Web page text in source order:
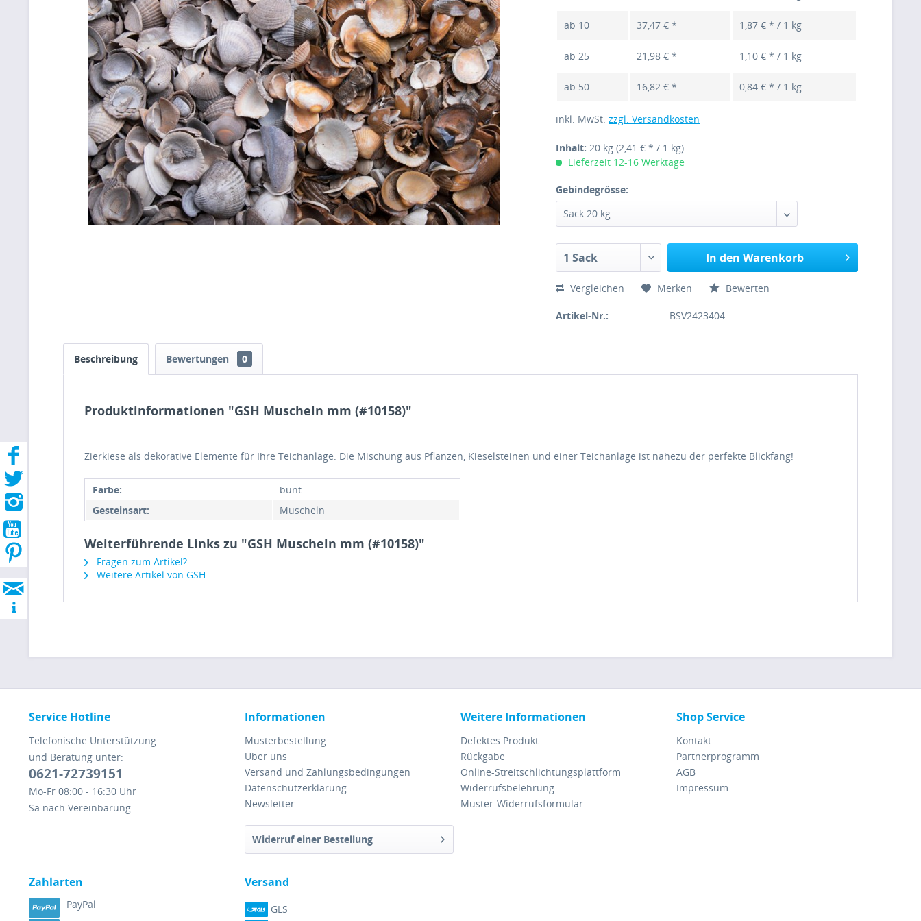
ab 10 37,47 € * 1,87 € * / 1 kg
ab25 21,98 € * 1,10 € * / 1 kg
ab 50 16,82 € * 0,84 € * / 1 kg
inkl. MwSt.zzgl. Versandkosten
Inhalt: 20 kg(2,41 € * / 1 kg)
Lieferzeit 12-16 Werktage
Gebindegrösse:
In den Warenkorb
Vergleichen Merken Bewerten
Artikel-Nr.: BSV2423404
Beschreibung Bewertungen 0
Produktinformationen "GSH Muscheln mm (#10158)"
Zierkiese als dekorative Elemente für Ihre Teichanlage. Die Mischung aus Pflanzen, Kieselsteinen und einer Teichanlage ist nahezu der perfekte Blickfang!
Farbe:
bunt
Gesteinsart:
Muscheln
Weiterführende Links zu "GSH Muscheln mm (#10158)"
Fragen zum Artikel?
Weitere Artikel von GSH
Service Hotline
Telefonische Unterstützung
und Beratung unter:
0621-72739151
Mo-Fr 08:00 - 16:30 Uhr
Sa nach Vereinbarung
Informationen
Musterbestellung
Über uns
Versand und Zahlungsbedingungen
Datenschutzerklärung
Newsletter
Widerruf einer Bestellung
Weitere Informationen
Defektes Produkt
Rückgabe
Online-Streitschlichtungsplattform
Widerrufsbelehrung
Muster-Widerrufsformular
Shop Service
Kontakt
Partnerprogramm
AGB
Impressum
Zahlarten
PayPal
Versand
GLS